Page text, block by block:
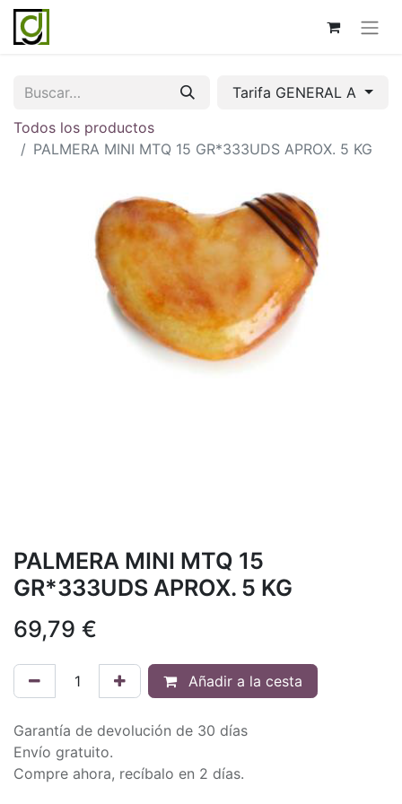
Tarifa GENERAL A
Todos los productos
PALMERA MINI MTQ 15 GR*333UDS APROX. 5 KG
PALMERA MINI MTQ 15
GR*333UDS APROX. 5 KG
69,79 €
Añadir a la cesta
Garantía de devolución de 30 días
Envío gratuito.
Compre ahora, recíbalo en 2 días.